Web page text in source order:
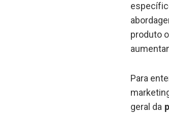
produto
Para
geral da